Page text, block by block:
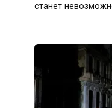
станет